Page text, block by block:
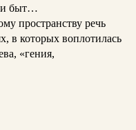
и быт…
пространству речь
в которых воплотилась
«гения,